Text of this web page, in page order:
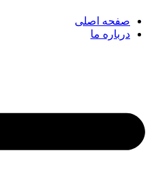
صفحه اصلی
درباره ما